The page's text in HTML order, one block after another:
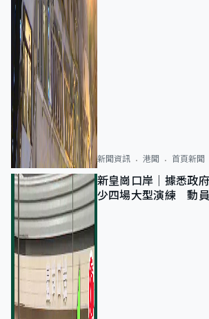
新聞資訊 港聞 首頁新聞
新皇崗口岸｜據悉政
少四場大型演練 動